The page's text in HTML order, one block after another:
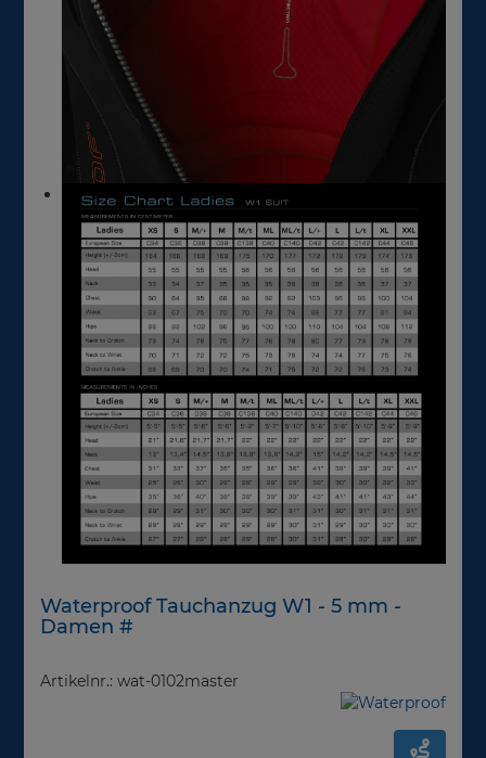
Waterproof Tauchanzug W1 - 5 mm -
Damen #
Artikelnr.: wat-0102master